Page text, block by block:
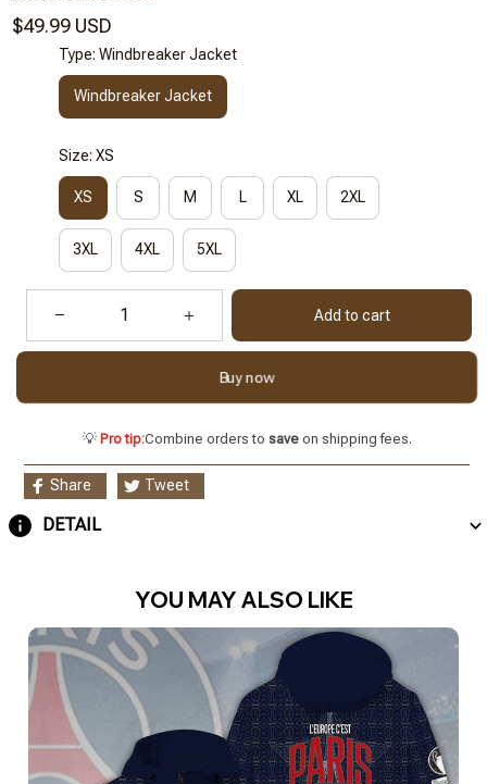
$49.99 USD
Type: Windbreaker Jacket
Windbreaker Jacket
Size: XS
XS S M L XL 2XL
3XL 4XL 5XL
Add to cart
Buy now
💡 Pro tip:Combine orders to saveon shipping fees.
Share Tweet
DETAIL
YOU MAY ALSO LIKE